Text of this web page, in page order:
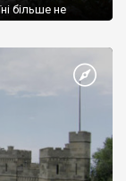
більше не